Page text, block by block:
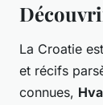
La Croatie
et récifs
connues,